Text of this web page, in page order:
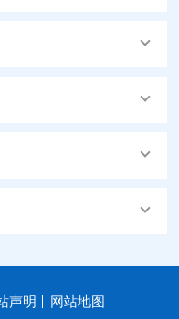
声明 网站地图